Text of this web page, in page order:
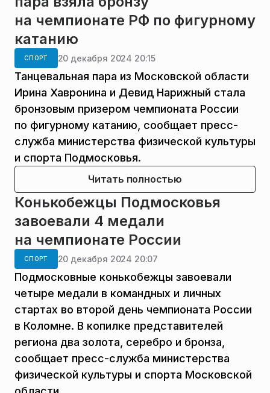
на чемпионате РФ по фигурному
катанию
СПОРТ 20 декабря 2024 20:15
Танцевальная пара из Московской области
Ирина Хавронина и Девид Нарижный стала
бронзовым призером чемпионата России
по фигурному катанию, сообщает пресс-
служба министерства физической культуры
и спорта Подмосковья.
Читать полностью
Конькобежцы Подмосковья
завоевали 4 медали
на чемпионате России
СПОРТ 20 декабря 2024 20:07
Подмосковные конькобежцы завоевали
четыре медали в командных и личных
стартах во второй день чемпионата России
в Коломне. В копилке представителей
региона два золота, серебро и бронза,
сообщает пресс-служба министерства
физической культуры и спорта Московской